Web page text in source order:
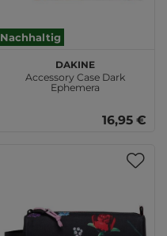
Nachhaltig
DAKINE
Accessory Case Dark
Ephemera
16,95 €